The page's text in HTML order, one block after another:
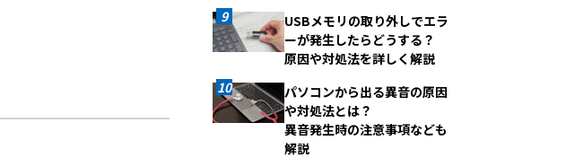
USBメモリの取り外しでエラ
ーが発生したらどうする？
原因や対処法を詳しく解説
パソコンから出る異音の原因
や対処法とは？
異音発生時の注意事項なども
解説